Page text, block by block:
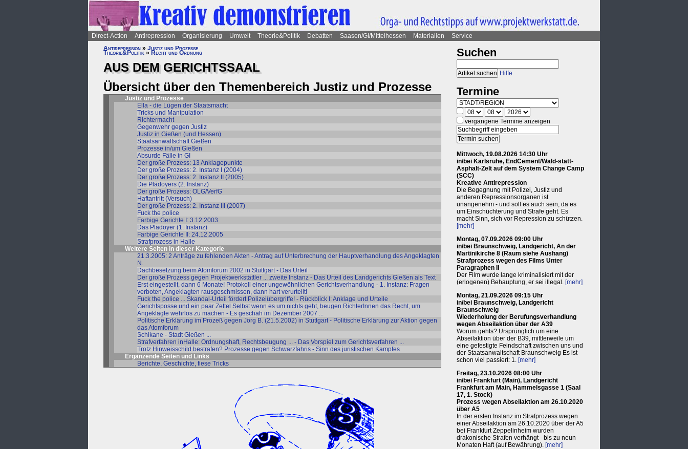
Direct-Action Antirepression Organisierung Umwelt Theorie&Politik Debatten Saasen/GI/Mittelhessen Materialien
Service
Antirepression » Justiz und Prozesse
Theorie&Politik » Recht und Ordnung
AUS DEM GERICHTSSAAL
Übersicht über den Themenbereich Justiz und Prozesse
Justiz und Prozesse
Ella - die Lügen der Staatsmacht
Tricks und Manipulation
Richtermacht
Gegenwehr gegen Justiz
Justiz in Gießen (und Hessen)
Staatsanwaltschaft Gießen
Prozesse in/um Gießen
Absurde Fälle in GI
Der große Prozess: 13 Anklagepunkte
Der große Prozess: 2. Instanz I (2004)
Der große Prozess: 2. Instanz II (2005)
Die Plädoyers (2. Instanz)
Der große Prozess: OLG/VerfG
Haftantritt (Versuch)
Der große Prozess: 2. Instanz III (2007)
Fuck the police
Farbige Gerichte I: 3.12.2003
Das Plädoyer (1. Instanz)
Farbige Gerichte II: 24.12.2005
Strafprozess in Halle
Weitere Seiten in dieser Kategorie
21.3.2005: 2 Anträge zu fehlenden Akten - Antrag auf Unterbrechung der Hauptverhandlung des Angeklagten
N.
Dachbesetzung beim Atomforum 2002 in Stuttgart - Das Urteil
Der große Prozess gegen Projektwerkstättler ... zweite Instanz - Das Urteil des Landgerichts Gießen als Text
Erst eingestellt, dann 6 Monate! Protokoll einer ungewöhnlichen Gerichtsverhandlung - 1. Instanz: Fragen
verboten, Angeklagten rausgeschmissen, dann hart verurteilt!
Fuck the police ... Skandal-Urteil fördert Polizeiübergriffe! - Rückblick I: Anklage und Urteile
Gerichtsposse und ein paar Zettel Selbst wenn es um nichts geht, beugen RichterInnen das Recht, um
Angeklagte wehrlos zu machen - Es geschah im Dezember 2007 ...
Politische Erklärung im Prozeß gegen Jörg B. (21.5.2002) in Stuttgart - Politische Erklärung zur Aktion gegen
das Atomforum
Schikane - Stadt Gießen ...
Strafverfahren inHalle: Ordnungshaft, Rechtsbeugung ... - Das Vorspiel zum Gerichtsverfahren ...
Trotz Hinweisschild bestrafen? Prozesse gegen Schwarzfahris - Sinn des juristischen Kampfes
Ergänzende Seiten und Links
Berichte, Geschichte, fiese Tricks
Suchen
Hilfe
Termine
vergangene Termine anzeigen
Mittwoch, 19.08.2026 14:30 Uhr
in/bei Karlsruhe, EndCement/Wald-statt-
Asphalt-Zelt auf dem System Change Camp
(SCC)
Kreative Antirepression
Die Begegnung mit Polizei, Justiz und
anderen Repressionsorganen ist
unangenehm - und soll es auch sein, da es
um Einschüchterung und Strafe geht. Es
macht Sinn, sich vor Repression zu schützen.
[mehr]
Montag, 07.09.2026 09:00 Uhr
in/bei Braunschweig, Landgericht, An der
Martinikirche 8 (Raum siehe Aushang)
Strafprozess wegen des Films Unter
Paragraphen II
Der Film wurde lange kriminalisiert mit der
(erlogenen) Behauptung, er sei illegal. [mehr]
Montag, 21.09.2026 09:15 Uhr
in/bei Braunschweig, Landgericht
Braunschweig
Wiederholung der Berufungsverhandlung
wegen Abseilaktion über der A39
Worum gehts? Ursprünglich um eine
Abseilaktion über der B39, mittlerweile um
eine gefestigte Feindschaft zwischen uns und
der Staatsanwaltschaft Braunschweig Es ist
schon viel passiert: 1. [mehr]
Freitag, 23.10.2026 08:00 Uhr
in/bei Frankfurt (Main), Landgericht
Frankfurt am Main, Hammelsgasse 1 (Saal
17, 1. Stock)
Prozess wegen Abseilaktion am 26.10.2020
über A5
In der ersten Instanz im Strafprozess wegen
einer Abseilaktion am 26.10.2020 über der A5
bei Frankfurt Zeppelinheim wurden
drakonische Strafen verhängt - bis zu neun
Monaten Haft (auf Bewährung). [mehr]